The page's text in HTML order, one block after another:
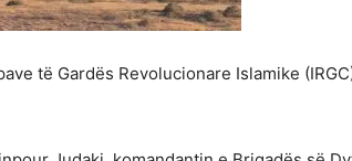
të Gardës Revolucionare Islamike